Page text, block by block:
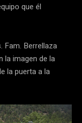
que él
Fam. Berrellaza
la imagen de la
la puerta a la